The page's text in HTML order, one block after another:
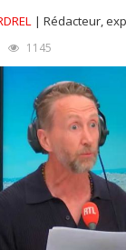
| Rédacteur,
1145